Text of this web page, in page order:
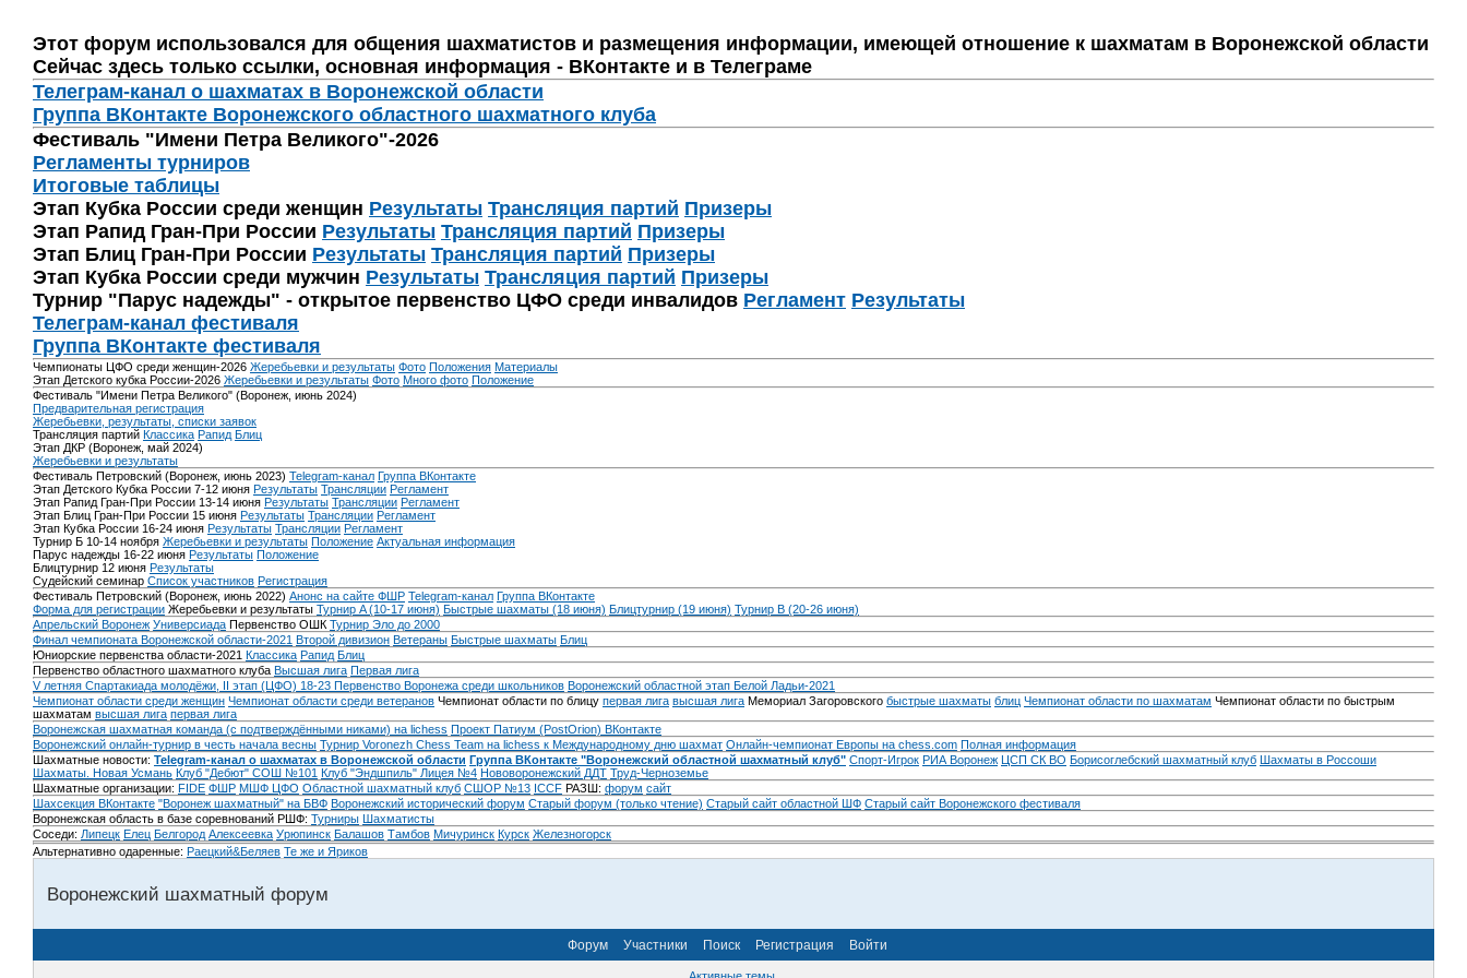
Этот форум использовался для общения шахматистов и размещения информации, имеющей отношение к шахматам в Воронежской области
Сейчас здесь только ссылки, основная информация - ВКонтакте и в Телеграме
Телеграм-канал о шахматах в Воронежской области
Группа ВКонтакте Воронежского областного шахматного клуба
Фестиваль "Имени Петра Великого"-2026
Регламенты турниров
Итоговые таблицы
Этап Кубка России среди женщин Результаты Трансляция партий Призеры
Этап Рапид Гран-При России Результаты Трансляция партий Призеры
Этап Блиц Гран-При России Результаты Трансляция партий Призеры
Этап Кубка России среди мужчин Результаты Трансляция партий Призеры
Турнир "Парус надежды" - открытое первенство ЦФО среди инвалидов Регламент Результаты
Телеграм-канал фестиваля
Группа ВКонтакте фестиваля
Чемпионаты ЦФО среди женщин-2026 Жеребьевки и результаты Фото Положения Материалы
Этап Детского кубка России-2026 Жеребьевки и результаты Фото Много фото Положение
Фестиваль "Имени Петра Великого" (Воронеж, июнь 2024)
Предварительная регистрация
Жеребьевки, результаты, списки заявок
Трансляция партий Классика Рапид Блиц
Этап ДКР (Воронеж, май 2024)
Жеребьевки и результаты
Фестиваль Петровский (Воронеж, июнь 2023) Telegram-канал Группа ВКонтакте
Этап Детского Кубка России 7-12 июня Результаты Трансляции Регламент
Этап Рапид Гран-При России 13-14 июня Результаты Трансляции Регламент
Этап Блиц Гран-При России 15 июня Результаты Трансляции Регламент
Этап Кубка России 16-24 июня Результаты Трансляции Регламент
Турнир Б 10-14 ноября Жеребьевки и результаты Положение Актуальная информация
Парус надежды 16-22 июня Результаты Положение
Блицтурнир 12 июня Результаты
Судейский семинар Список участников Регистрация
Фестиваль Петровский (Воронеж, июнь 2022) Анонс на сайте ФШР Telegram-канал Группа ВКонтакте
Форма для регистрации Жеребьевки и результаты Турнир A (10-17 июня) Быстрые шахматы (18 июня) Блицтурнир (19 июня) Турнир B (20-26 июня)
Апрельский Воронеж Универсиада Первенство ОШК Турнир Эло до 2000
Финал чемпионата Воронежской области-2021 Второй дивизион Ветераны Быстрые шахматы Блиц
Юниорские первенства области-2021 Классика Рапид Блиц
Первенство областного шахматного клуба Высшая лига Первая лига
V летняя Спартакиада молодёжи, II этап (ЦФО) 18-23 Первенство Воронежа среди школьников Воронежский областной этап Белой Ладьи-2021
Чемпионат области среди женщин Чемпионат области среди ветеранов Чемпионат области по блицу первая лига высшая лига Мемориал Загоровского быстрые шахматы блиц Чемпионат области по шахматам Чемпионат области по быстрым
шахматам высшая лига первая лига
Воронежская шахматная команда (с подтверждёнными никами) на lichess Проект Патиум (PostOrion) ВКонтакте
Воронежский онлайн-турнир в честь начала весны Турнир Voronezh Chess Team на lichess к Международному дню шахмат Онлайн-чемпионат Европы на chess.com Полная информация
Шахматные новости: Telegram-канал о шахматах в Воронежской области Группа ВКонтакте "Воронежский областной шахматный клуб" Спорт-Игрок РИА Воронеж ЦСП СК ВО Борисоглебский шахматный клуб Шахматы в Россоши
Шахматы. Новая Усмань Клуб "Дебют" СОШ №101 Клуб "Эндшпиль" Лицея №4 Нововоронежский ДДТ Труд-Черноземье
Шахматные организации: FIDE ФШР МШФ ЦФО Областной шахматный клуб СШОР №13 ICCF РАЗШ: форум сайт
Шахсекция ВКонтакте "Воронеж шахматный" на БВФ Воронежский исторический форум Cтарый форум (только чтение) Старый сайт областной ШФ Старый сайт Воронежского фестиваля
Воронежская область в базе соревнований РШФ: Турниры Шахматисты
Соседи: Липецк Елец Белгород Алексеевка Урюпинск Балашов Тамбов Мичуринск Курск Железногорск
Альтернативно одаренные: Раецкий&Беляев Те же и Яриков
Воронежский шахматный форум
Форум Участники Поиск Регистрация Войти